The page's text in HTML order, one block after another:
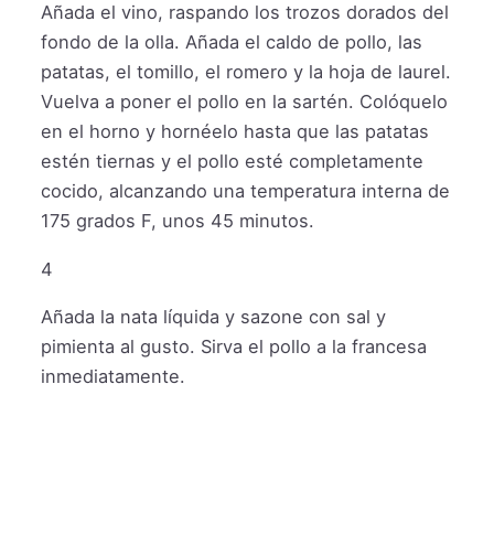
Añada el vino, raspando los trozos dorados del
fondo de la olla. Añada el caldo de pollo, las
patatas, el tomillo, el romero y la hoja de laurel.
Vuelva a poner el pollo en la sartén. Colóquelo
en el horno y hornéelo hasta que las patatas
estén tiernas y el pollo esté completamente
cocido, alcanzando una temperatura interna de
175 grados F, unos 45 minutos.
4
Añada la nata líquida y sazone con sal y
pimienta al gusto. Sirva el pollo a la francesa
inmediatamente.